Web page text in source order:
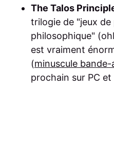
The Talos
trilogie de "jeux
philosophique"
est vraiment
(minuscule
prochain sur PC et